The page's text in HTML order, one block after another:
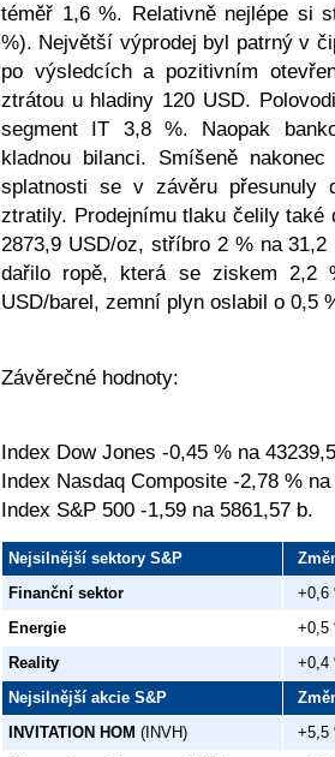
téměř 1,6 %. Relativně nejlépe si
%). Největší výprodej byl patrný v
po výsledcích a pozitivním
ztrátou u hladiny 120 USD.
segment IT 3,8 %. Naopak
kladnou bilanci. Smíšeně
splatnosti se v závěru přesunuly
ztratily. Prodejnímu tlaku čelily také
2873,9 USD/oz, stříbro 2 % na
dařilo ropě, která se ziskem 2,2
USD/barel, zemní plyn oslabil o 0,5
Závěrečné hodnoty:
Index Dow Jones -0,45 % na
Index Nasdaq Composite -2,78 %
Index S&P 500 -1,59 na 5861,57 b.
Nejsilnější sektory S&P
Finanční sektor
+0,6
Energie
+0,5
Reality
+0,4
Nejsilnější akcie S&P
INVITATION HOM (INVH)
+5,5